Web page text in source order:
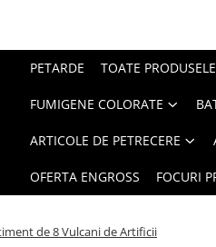
PETARDE TOATE PRODUSELE
FUMIGENE COLORATE
ARTICOLE DE PETRECERE
OFERTA ENGROSS FOCURI
de 8 Vulcani de Artificii